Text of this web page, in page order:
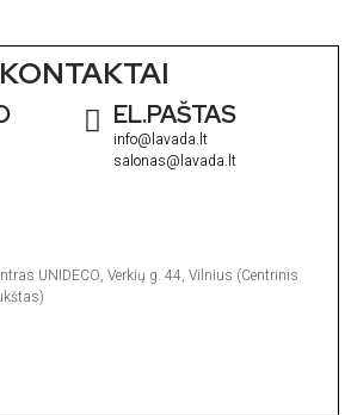
KONTAKTAI
EL.PAŠTAS
info@lavada.lt
salonas@lavada.lt
UNIDECO, Verkių g. 44, Vilnius (Centrinis